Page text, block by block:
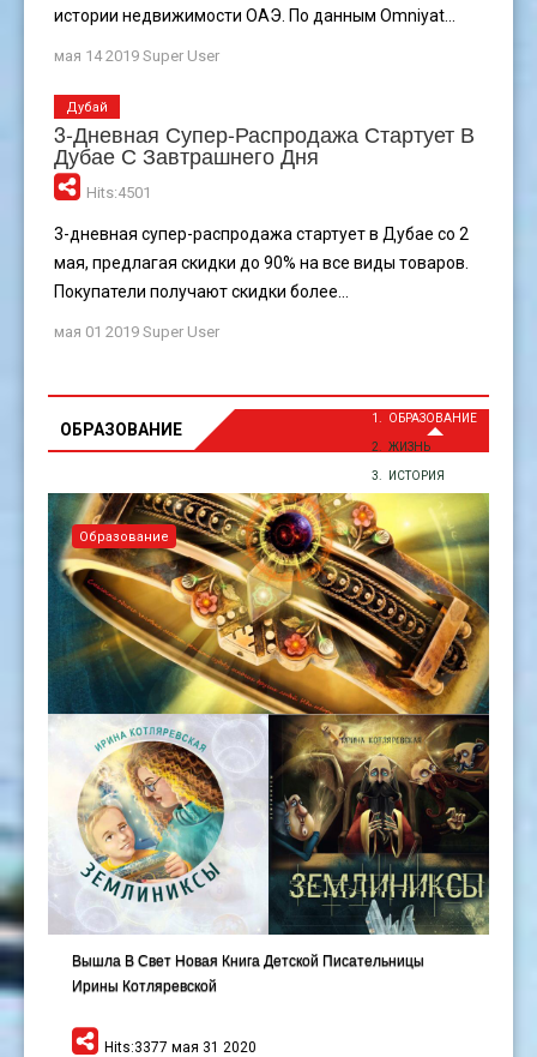
истории недвижимости ОАЭ. По данным Omniyat...
мая 14 2019 Super User
3-Дневная Супер-Распродажа Стартует В
Дубае С Завтрашнего Дня
Hits:4501
3-дневная супер-распродажа стартует в Дубае со 2
мая, предлагая скидки до 90% на все виды товаров.
Покупатели получают скидки более...
мая 01 2019
Дубай
Super User
ОБРАЗОВАНИЕ
ОБРАЗОВАНИЕ
ЖИЗНЬ
ИСТОРИЯ
Вышла В Свет Новая Книга Детской Писательницы
Ирины Котляревской
Hits:3377 мая 31 2020
Образование